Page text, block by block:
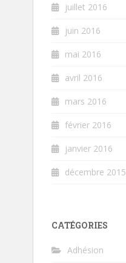
juillet 2016
juin 2016
mai 2016
avril 2016
mars 2016
février 2016
janvier 2016
décembre 2015
CATÉGORIES
Adhésion